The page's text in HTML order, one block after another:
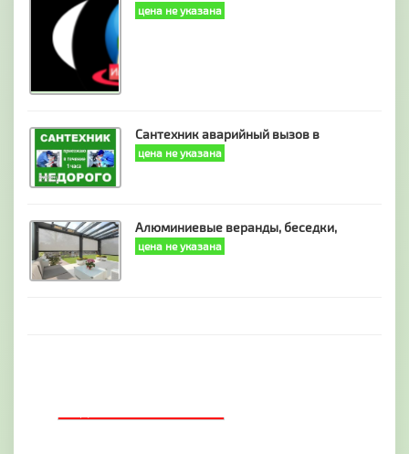
цена не указана
Сантехник аварийный вызов в
цена не указана
Алюминиевые веранды, беседки,
цена не указана